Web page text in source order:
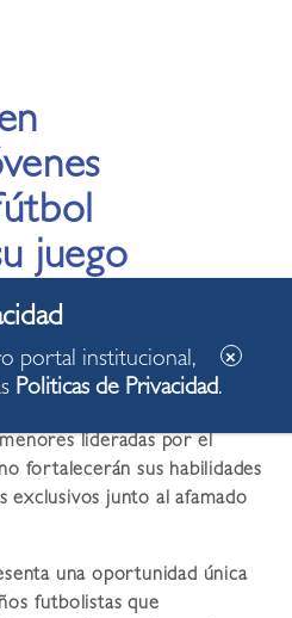
juego
lideradas por el
fortalecerán sus habilidades
exclusivos junto al afamado
una oportunidad única
futbolistas que
portal institucional,
Politicas de Privacidad.